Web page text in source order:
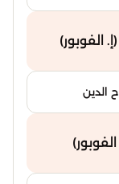
الفوبور)
الدين